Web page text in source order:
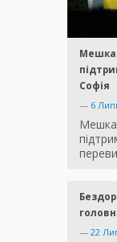
Софія
— 6
— 22